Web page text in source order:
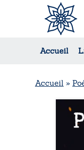
Accueil
Romans
Accueil »